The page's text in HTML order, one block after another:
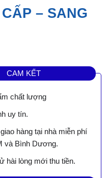
– SANG
Trọng số lượng
CAM KẾT
chất lượng
uy tín.
hàng tại nhà miễn phí
và Bình Dương.
hài lòng mới thu tiền.